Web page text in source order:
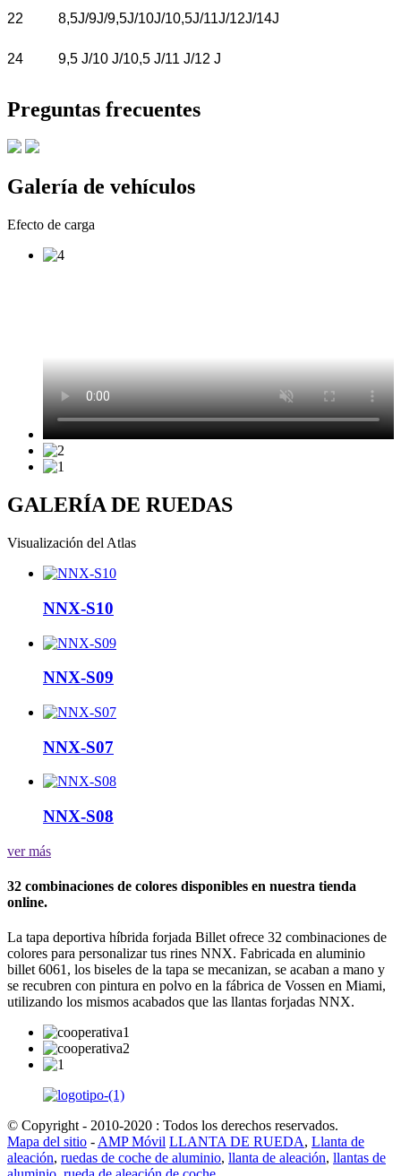
22 8,5J/9J/9,5J/10J/10,5J/11J/12J/14J
24 9,5 J/10 J/10,5 J/11 J/12 J
Preguntas frecuentes
Galería de vehículos
Efecto de carga
GALERÍA DE RUEDAS
Visualización del Atlas
NNX-S10
NNX-S09
NNX-S07
NNX-S08
ver más
32 combinaciones de colores disponibles en nuestra tienda
online.
La tapa deportiva híbrida forjada Billet ofrece 32 combinaciones de
colores para personalizar tus rines NNX. Fabricada en aluminio
billet 6061, los biseles de la tapa se mecanizan, se acaban a mano y
se recubren con pintura en polvo en la fábrica de Vossen en Miami,
utilizando los mismos acabados que las llantas forjadas NNX.
© Copyright - 2010-2020 : Todos los derechos reservados.
Mapa del sitio - AMP Móvil LLANTA DE RUEDA, Llanta de
aleación, ruedas de coche de aluminio, llanta de aleación, llantas de